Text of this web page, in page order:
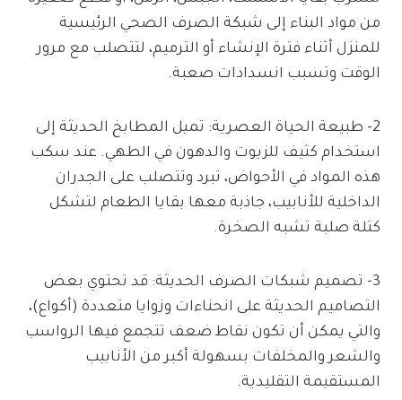
من مواد البناء إلى شبكة الصرف الصحي الرئيسية
للمنزل أثناء فترة الإنشاء أو الترميم، لتتصلب مع مرور
الوقت وتسبب انسدادات صعبة.
2- طبيعة الحياة العصرية: تميل المطابخ الحديثة إلى
استخدام كثيف للزيوت والدهون في الطهي. عند سكب
هذه المواد في الأحواض، تبرد وتتصلب على الجدران
الداخلية للأنابيب، جاذبة معها بقايا الطعام لتشكل
كتلة صلبة تشبه الصخرة.
3- تصميم شبكات الصرف الحديثة: قد تحتوي بعض
التصاميم الحديثة على انحناءات وزوايا متعددة (أكواع)،
والتي يمكن أن تكون نقاط ضعف تتجمع فيها الرواسب
والشعر والمخلفات بسهولة أكبر من الأنابيب
المستقيمة التقليدية.